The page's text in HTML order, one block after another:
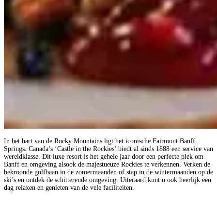
In het hart van de Rocky Mountains ligt het iconische Fairmont Banff
Springs. Canada’s ‘Castle in the Rockies’ biedt al sinds 1888 een service van
wereldklasse. Dit luxe resort is het gehele jaar door een perfecte plek om
Banff en omgeving alsook de majestueuze Rockies te verkennen. Verken de
bekroonde golfbaan in de zomermaanden of stap in de wintermaanden op de
ski’s en ontdek de schitterende omgeving. Uiteraard kunt u ook heerlijk een
dag relaxen en genieten van de vele faciliteiten.